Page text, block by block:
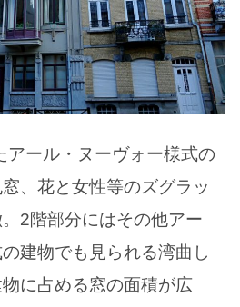
アール・ヌーヴォー様式の
、花と女性等のズグラッ
2階部分にはその他アー
建物でも見られる湾曲し
に占める窓の面積が広